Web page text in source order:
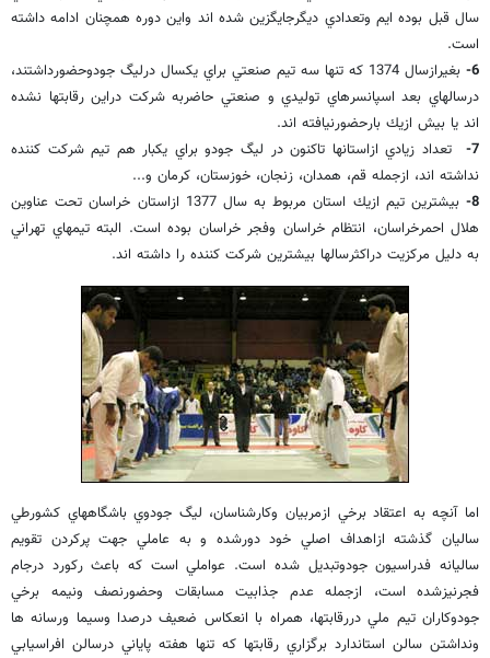
سال قبل بوده ايم وتعدادي ديگرجايگزين شده اند واين دوره همچنان ادامه داشته
است.
6-
بغيرازسال 1374 كه تنها سه تيم صنعتي براي يكسال درليگ جودوحضورداشتند،
درسالهاي بعد اسپانسرهاي توليدي و صنعتي حاضربه شركت دراين رقابتها نشده
اند يا بيش ازيك بارحضورنيافته اند.
7-
تعداد زيادي ازاستانها تاكنون در ليگ جودو براي يكبار هم تيم شركت كننده
نداشته اند، ازجمله قم، همدان، زنجان، خوزستان، كرمان و...
8-
بيشترين تيم ازيك استان مربوط به سال 1377 ازاستان خراسان تحت عناوين
هلال احمرخراسان، انتظام خراسان وفجر خراسان بوده است. البته تيمهاي تهراني
به دليل مركزيت دراكثرسالها بيشترين شركت كننده را داشته اند.
اما آنچه به اعتقاد برخي ازمربيان وكارشناسان، ليگ جودوي باشگاههاي كشورطي
ساليان گذشته ازاهداف اصلي خود دورشده و به عاملي جهت پركردن تقويم
ساليانه فدراسيون جودوتبديل شده است. عواملي است كه باعث ركورد درجام
فجرنيزشده است، ازجمله عدم جذابيت مسابقات وحضورنصف ونيمه برخي
جودوكاران تيم ملي دررقابتها، همراه با انعكاس ضعيف درصدا وسيما ورسانه ها
ونداشتن سالن استاندارد برگزاري رقابتها كه تنها هفته پاياني درسالن افراسيابي